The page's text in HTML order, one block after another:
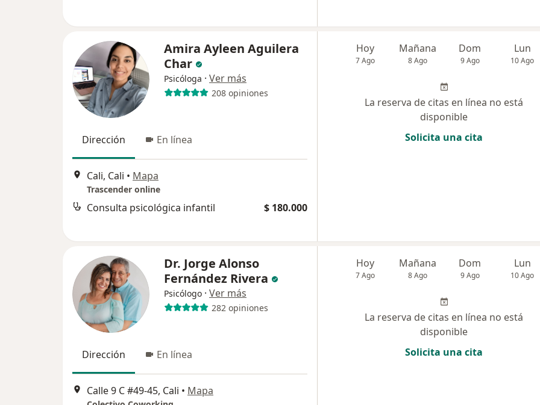
Amira Ayleen Aguilera
Char
Psicóloga · Ver más
208 opiniones
Dirección En línea
Cali, Cali • Mapa
Trascender online
Consulta psicológica infantil $ 180.000
Hoy
7 Ago
Mañana
8 Ago
Dom
9 Ago
Lun
10 Ago
La reserva de citas en línea no está
disponible
Solicita una cita
Dr. Jorge Alonso
Fernández Rivera
Psicólogo · Ver más
282 opiniones
Dirección En línea
Calle 9 C #49-45, Cali • Mapa
Hoy
7 Ago
Mañana
8 Ago
Dom
9 Ago
Lun
10 Ago
La reserva de citas en línea no está
disponible
Solicita una cita